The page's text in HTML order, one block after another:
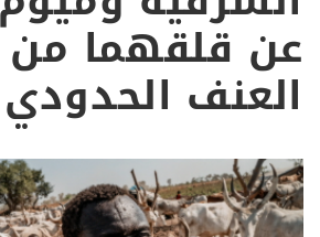
عن قلقهما من
العنف الحدودي